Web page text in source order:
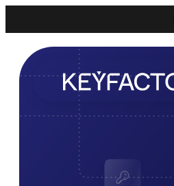
Ir
contenido
principal